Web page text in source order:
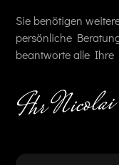
Sie benötigen
persönliche
beantworte alle Ihre